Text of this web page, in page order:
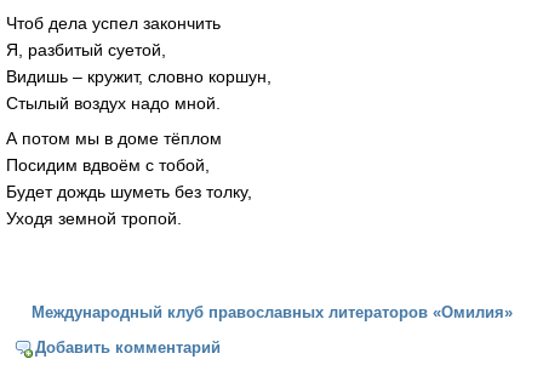
Чтоб дела успел закончить
Я, разбитый суетой,
Видишь – кружит, словно коршун,
Стылый воздух надо мной.
А потом мы в доме тёплом
Посидим вдвоём с тобой,
Будет дождь шуметь без толку,
Уходя земной тропой.
Международный клуб православных литераторов «Омилия»
Добавить комментарий